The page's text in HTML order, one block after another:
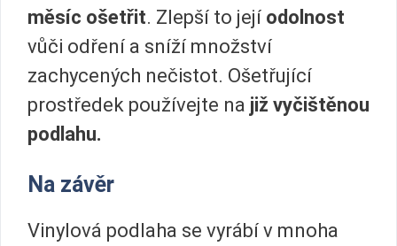
měsíc ošetřit. Zlepší to její odolnost
vůči odření a sníží množství
zachycených nečistot. Ošetřující
prostředek používejte na již vyčištěnou
podlahu.
Na závěr
Vinylová podlaha se vyrábí v mnoha